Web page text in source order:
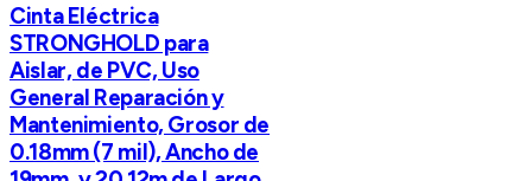
Cinta Eléctrica
STRONGHOLD para
Aislar, de PVC, Uso
General Reparación y
Mantenimiento, Grosor de
0.18mm (7 mil), Ancho de